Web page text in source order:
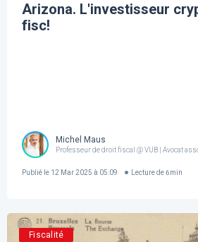
Arizona. L'investisseur
fisc!
Michel Maus
Professeur de droit fiscal @ VUB | Avocat
Publié le 12 Mar 2025 à 05:09 Lecture de 6min
Fiscalité